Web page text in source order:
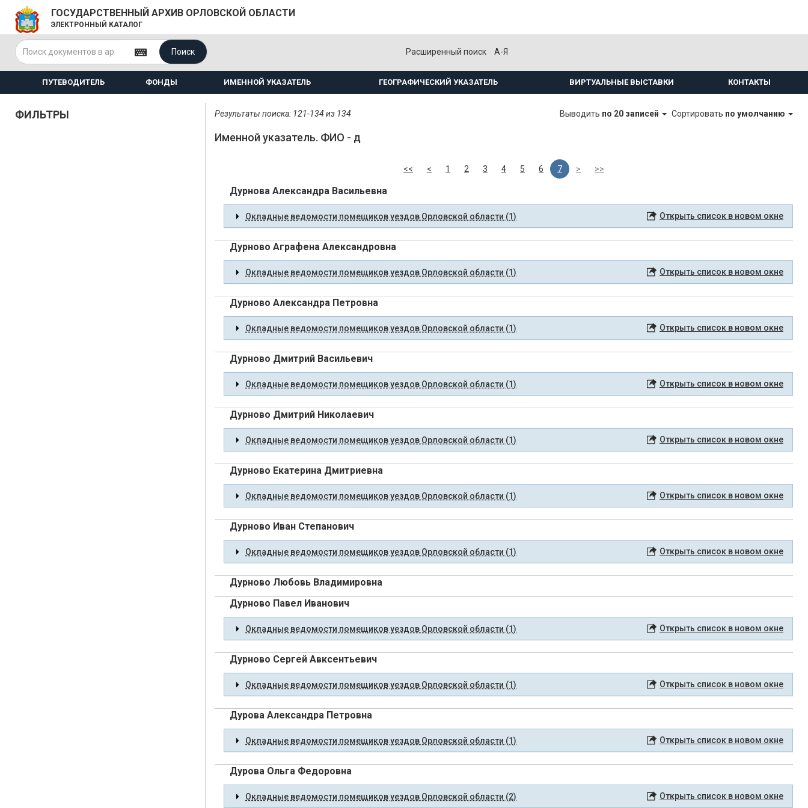
ГОСУДАРСТВЕННЫЙ АРХИВ ОРЛОВСКОЙ ОБЛАСТИ
ЭЛЕКТРОННЫЙ КАТАЛОГ
Поиск Расширенный поиск А-Я
ПУТЕВОДИТЕЛЬ ФОНДЫ ИМЕННОЙ УКАЗАТЕЛЬ ГЕОГРАФИЧЕСКИЙ УКАЗАТЕЛЬ ВИРТУАЛЬНЫЕ ВЫСТАВКИ КОНТАКТЫ
ФИЛЬТРЫ Результаты поиска: 121-134 из 134 Выводить по 20 записей Сортировать по умолчанию
Именной указатель. ФИО - д
<< < 1 2 3 4 5 6 7 > >>
Дурнова Александра Васильевна
Окладные ведомости помещиков уездов Орловской области (1) Открыть список в новом окне
Дурново Аграфена Александровна
Окладные ведомости помещиков уездов Орловской области (1) Открыть список в новом окне
Дурново Александра Петровна
Окладные ведомости помещиков уездов Орловской области (1) Открыть список в новом окне
Дурново Дмитрий Васильевич
Окладные ведомости помещиков уездов Орловской области (1) Открыть список в новом окне
Дурново Дмитрий Николаевич
Окладные ведомости помещиков уездов Орловской области (1) Открыть список в новом окне
Дурново Екатерина Дмитриевна
Окладные ведомости помещиков уездов Орловской области (1) Открыть список в новом окне
Дурново Иван Степанович
Окладные ведомости помещиков уездов Орловской области (1) Открыть список в новом окне
Дурново Любовь Владимировна
Дурново Павел Иванович
Окладные ведомости помещиков уездов Орловской области (1) Открыть список в новом окне
Дурново Сергей Авксентьевич
Окладные ведомости помещиков уездов Орловской области (1) Открыть список в новом окне
Дурова Александра Петровна
Окладные ведомости помещиков уездов Орловской области (1) Открыть список в новом окне
Дурова Ольга Федоровна
Окладные ведомости помещиков уездов Орловской области (2) Открыть список в новом окне